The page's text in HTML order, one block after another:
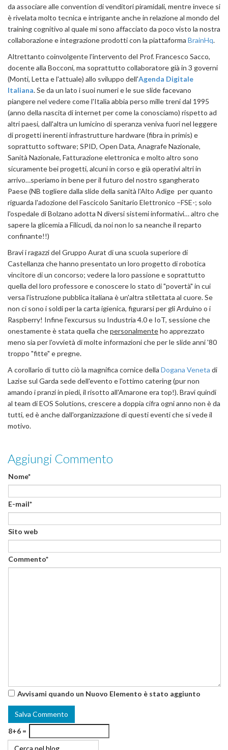
da associare alle convention di venditori piramidali, mentre invece si
è rivelata molto tecnica e intrigante anche in relazione al mondo del
training cognitivo al quale mi sono affacciato da poco visto la nostra
collaborazione e integrazione prodotti con la piattaforma BrainHq.
Altrettanto coinvolgente l'intervento del Prof. Francesco Sacco,
docente alla Bocconi, ma soprattutto collaboratore già in 3 governi
(Monti, Letta e l'attuale) allo sviluppo dell'Agenda Digitale
Italiana. Se da un lato i suoi numeri e le sue slide facevano
piangere nel vedere come l'Italia abbia perso mille treni dal 1995
(anno della nascita di internet per come la conosciamo) rispetto ad
altri paesi, dall'altra un lumicino di speranza veniva fuori nel leggere
di progetti inerenti infrastrutture hardware (fibra in primis) e
soprattutto software; SPID, Open Data, Anagrafe Nazionale,
Sanità Nazionale, Fatturazione elettronica e molto altro sono
sicuramente bei progetti, alcuni in corso e già operativi altri in
arrivo…speriamo in bene per il futuro del nostro sgangherato
Paese (NB togliere dalla slide della sanità l'Alto Adige per quanto
riguarda l'adozione del Fascicolo Sanitario Elettronico –FSE-; solo
l'ospedale di Bolzano adotta N diversi sistemi informativi… altro che
sapere la glicemia a Filicudi, da noi non lo sa neanche il reparto
confinante!!)
Bravi i ragazzi del Gruppo Aurat di una scuola superiore di
Castellanza che hanno presentato un loro progetto di robotica
vincitore di un concorso; vedere la loro passione e soprattutto
quella del loro professore e conoscere lo stato di "povertà" in cui
versa l'istruzione pubblica italiana è un'altra stilettata al cuore. Se
non ci sono i soldi per la carta igienica, figurarsi per gli Arduino o i
Raspberry! Infine l'excursus su Industria 4.0 e IoT, sessione che
onestamente è stata quella chepersonalmenteho apprezzato
meno sia per l'ovvietà di molte informazioni che per le slide anni '80
troppo "fitte" e pregne.
A corollario di tutto ciò la magnifica cornice della Dogana Veneta di
Lazise sul Garda sede dell'evento e l'ottimo catering (pur non
amando i pranzi in piedi, il risotto all'Amarone era top!). Bravi quindi
al team di EOS Solutions, crescere a doppia cifra ogni anno non è da
tutti, ed è anche dall'organizzazione di questi eventi che si vede il
motivo.
Aggiungi Commento
Nome*
E-mail*
Sito web
Commento*
Avvisami quando un Nuovo Elemento è stato aggiunto
8+6 =